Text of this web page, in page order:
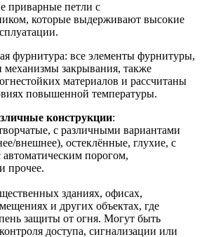
приварные петли с
которые выдерживают высокие
фурнитура: все элементы фурнитуры,
механизмы закрывания, также
материалов и рассчитаны
повышенной температуры.
конструкции:
с различными вариантами
внешнее), остеклённые, глухие, с
автоматическим порогом,
прочее.
зданиях, офисах,
и других объектах, где
защиты от огня. Могут быть
доступа, сигнализации или